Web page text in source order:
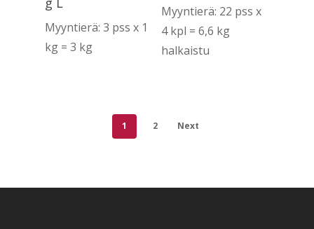
Myyntierä: 3 pss x 1
kg = 3 kg
Myyntierä: 22 pss x
4 kpl = 6,6 kg
halkaistu
1 2 Next